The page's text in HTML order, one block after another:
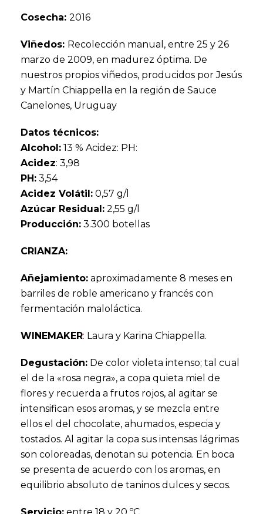
Cosecha: 2016
Viñedos: Recolección manual, entre 25 y 26
marzo de 2009, en madurez óptima. De
nuestros propios viñedos, producidos por Jesús
y Martín Chiappella en la región de Sauce
Canelones, Uruguay
Datos técnicos:
Alcohol: 13 % Acidez: PH:
Acidez: 3,98
PH: 3,54
Acidez Volátil: 0,57 g/l
Azúcar Residual: 2,55 g/l
Producción: 3.300 botellas
CRIANZA:
Añejamiento: aproximadamente 8 meses en
barriles de roble americano y francés con
fermentación maloláctica.
WINEMAKER: Laura y Karina Chiappella.
Degustación: De color violeta intenso; tal cual
el de la «rosa negra», a copa quieta miel de
flores y recuerda a frutos rojos, al agitar se
intensifican esos aromas, y se mezcla entre
ellos el del chocolate, ahumados, especia y
tostados. Al agitar la copa sus intensas lágrimas
son coloreadas, denotan su potencia. En boca
se presenta de acuerdo con los aromas, en
equilibrio absoluto de taninos dulces y secos.